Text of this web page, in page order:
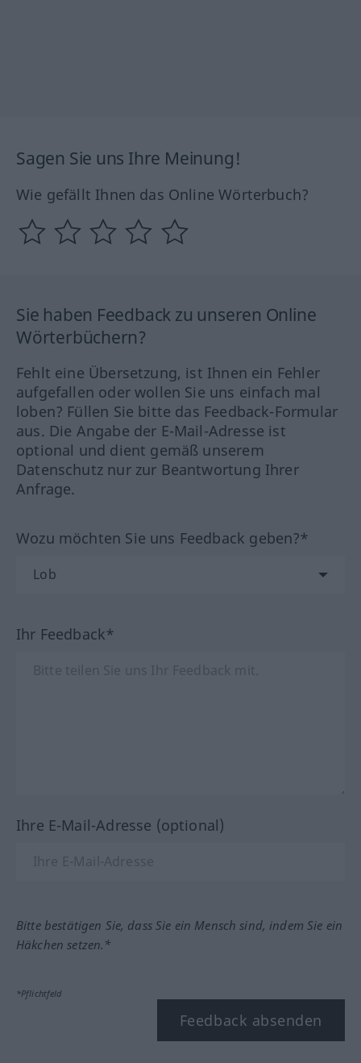
Sagen Sie uns Ihre Meinung!
Wie gefällt Ihnen das Online Wörterbuch?
Sie haben Feedback zu unseren Online
Wörterbüchern?
Fehlt eine Übersetzung, ist Ihnen ein Fehler
aufgefallen oder wollen Sie uns einfach mal
loben? Füllen Sie bitte das Feedback-Formular
aus. Die Angabe der E-Mail-Adresse ist
optional und dient gemäß unserem
Datenschutz nur zur Beantwortung Ihrer
Anfrage.
Wozu möchten Sie uns Feedback geben?*
Ihr Feedback*
Ihre E-Mail-Adresse (optional)
Bitte bestätigen Sie, dass Sie ein Mensch sind, indem Sie ein
Häkchen setzen.*
*Pflichtfeld
Feedback absenden